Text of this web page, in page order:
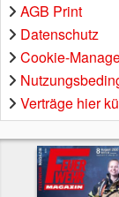
AGB Print
Datenschutz
Cookie-
Verträge hier